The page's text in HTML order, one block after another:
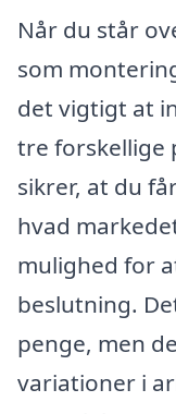
Når du står
som
det vigtigt at
tre forskellige
sikrer, at du
hvad
mulighed for
beslutning.
penge, men
variationer i